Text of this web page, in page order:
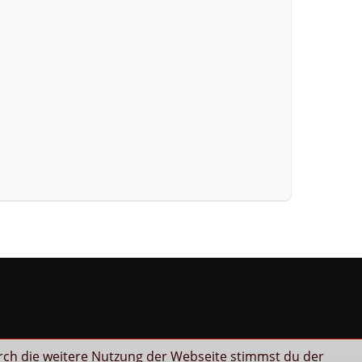
die weitere Nutzung der Webseite stimmst du der